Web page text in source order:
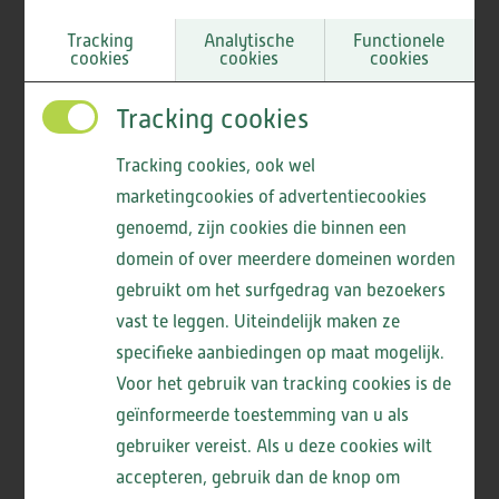
Tracking
cookies
Analytische
cookies
Functionele
cookies
Tracking cookies
Tracking cookies, ook wel
marketingcookies of advertentiecookies
genoemd, zijn cookies die binnen een
domein of over meerdere domeinen worden
gebruikt om het surfgedrag van bezoekers
vast te leggen. Uiteindelijk maken ze
specifieke aanbiedingen op maat mogelijk.
Voor het gebruik van tracking cookies is de
geïnformeerde toestemming van u als
gebruiker vereist. Als u deze cookies wilt
accepteren, gebruik dan de knop om
Bij een lichamelijke aandoening hoort over het
algemeen een zorgprofiel 6. Naast het eigen
appartement, dat bestaat uit een woonkamer met
keukenblok, slaapkamer, badkamer met toilet en
kleine berging, kunt u gebruik maken van het
restaurant, de foyer, de activiteitenruimte en de
huiskamer. De zorg kan zowel met als zonder
behandeling zijn. Bij uw intake hoort u wat voor u
van toepassing is.
Bij een psycho-geriatrische aandoening hoort over
het algemeen een zorgprofiel 5. Er zijn 18
eenkamerappartementen specifiek voor bewoners
met dementie, omdat zij vaak veel tijd doorbrengen
in de gemeenschappelijke huiskamer. Daar wordt